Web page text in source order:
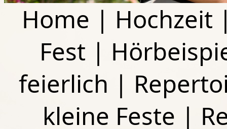
Home | Hochzeit
Fest |
feierlich |
kleine Feste |